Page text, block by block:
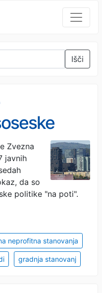
Išči
Zvezna
javnih
da so
politike "na poti".
neprofitna stanovanja
gradnja stanovanj